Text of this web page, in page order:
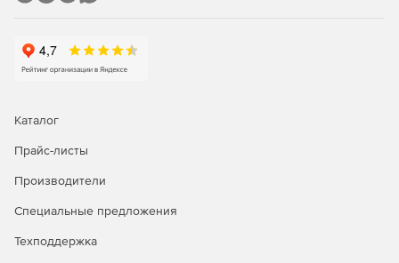
Каталог
Прайс-листы
Производители
Специальные предложения
Техподдержка